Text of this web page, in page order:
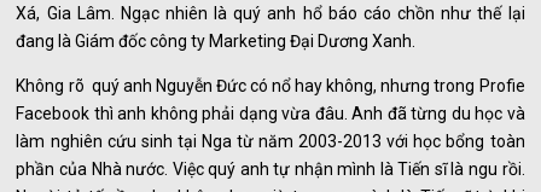
Xá, Gia Lâm. Ngạc nhiên là quý anh hổ báo cáo chồn như thế lại
đang là Giám đốc công ty Marketing Đại Dương Xanh.
Không rõ quý anh Nguyễn Đức có nổ hay không, nhưng trong Profie
Facebook thì anh không phải dạng vừa đâu. Anh đã từng du học và
làm nghiên cứu sinh tại Nga từ năm 2003-2013 với học bổng toàn
phần của Nhà nước. Việc quý anh tự nhận mình là Tiến sĩ là ngu rồi.